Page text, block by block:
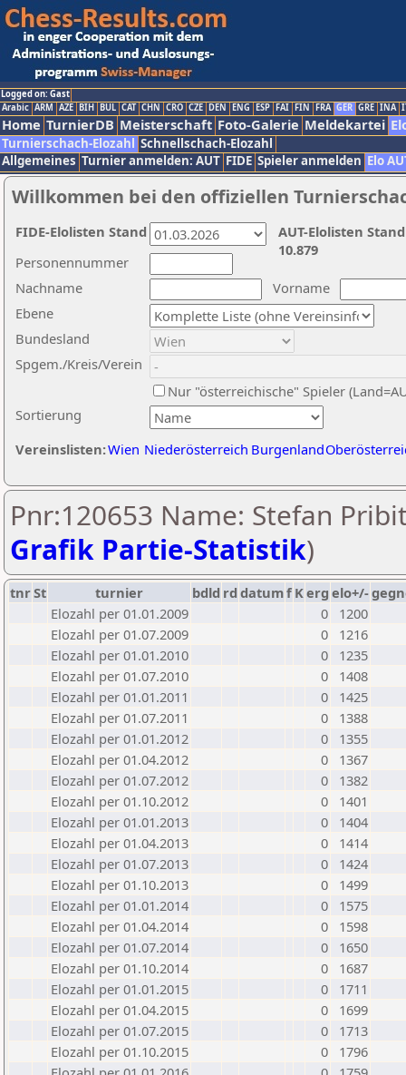
Logged on: Gast
Arabic ARM AZE BIH BUL CAT CHN CRO CZE DEN ENG ESP FAI FIN FRA GER GRE INA
Home TurnierDB Meisterschaft Foto-Galerie Meldekartei
Turnierschach-Elozahl Schnellschach-Elozahl
Allgemeines Turnier anmelden: AUT FIDE Spieler anmelden Elo
Willkommen bei den offiziellen
Nachname
Vorname
Ebene
Sortierung
Personennummer
Bundesland
Spgem./Kreis/Verein
Nur "österreichische" Spieler
Vereinslisten:Wien Niederösterreich Burgenland
AUT-Elolisten
10.879
FIDE-Elolisten Stand
Pnr:120653 Name: Stefan
Grafik Partie-Statistik)
tnrSt turnier bdld rd datumf Kerg elo+/-
Elozahl per 01.01.2009
0
1200
Elozahl per 01.07.2009
0
1216
Elozahl per 01.01.2010
0
1235
Elozahl per 01.07.2010
0
1408
Elozahl per 01.01.2011
0
1425
Elozahl per 01.07.2011
0
1388
Elozahl per 01.01.2012
0
1355
Elozahl per 01.04.2012
0
1367
Elozahl per 01.07.2012
0
1382
Elozahl per 01.10.2012
0
1401
Elozahl per 01.01.2013
0
1404
Elozahl per 01.04.2013
0
1414
Elozahl per 01.07.2013
0
1424
Elozahl per 01.10.2013
0
1499
Elozahl per 01.01.2014
0
1575
Elozahl per 01.04.2014
0
1598
Elozahl per 01.07.2014
0
1650
Elozahl per 01.10.2014
0
1687
Elozahl per 01.01.2015
0
1711
Elozahl per 01.04.2015
0
1699
Elozahl per 01.07.2015
0
1713
Elozahl per 01.10.2015
0
1796